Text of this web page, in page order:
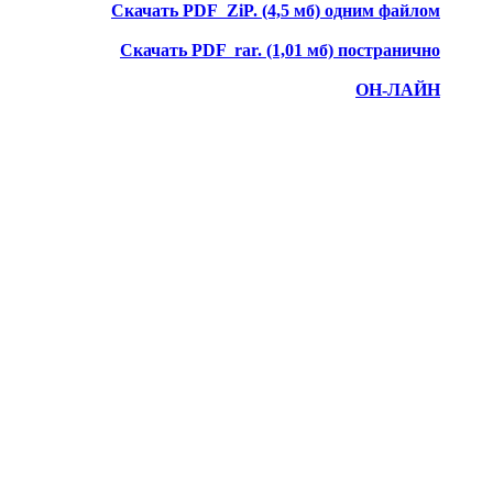
Скачать PDF ZiP. (4,5 мб) одним файлом
Скачать PDF rar. (1,01 мб) постранично
ОН-ЛАЙН